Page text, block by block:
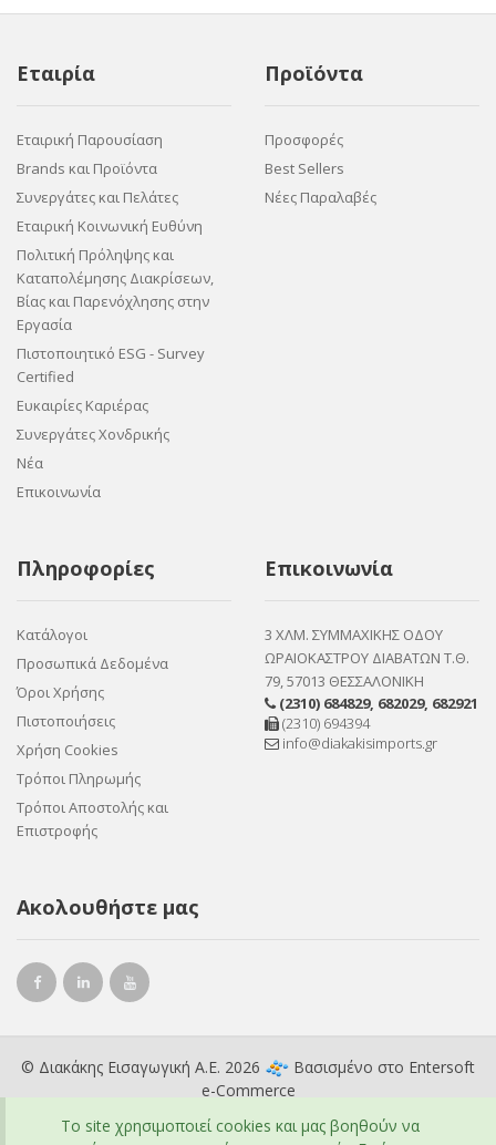
Εταιρία
Εταιρική Παρουσίαση
Brands και Προϊόντα
Συνεργάτες και Πελάτες
Εταιρική Κοινωνική Ευθύνη
Πολιτική Πρόληψης και
Καταπολέμησης Διακρίσεων,
Βίας και Παρενόχλησης στην
Εργασία
Πιστοποιητικό ESG - Survey
Certified
Ευκαιρίες Καριέρας
Συνεργάτες Χονδρικής
Νέα
Επικοινωνία
Προϊόντα
Προσφορές
Best Sellers
Νέες Παραλαβές
Πληροφορίες
Κατάλογοι
Προσωπικά Δεδομένα
Όροι Χρήσης
Πιστοποιήσεις
Χρήση Cookies
Τρόποι Πληρωμής
Τρόποι Αποστολής και
Επιστροφής
Επικοινωνία
3 ΧΛΜ. ΣΥΜΜΑΧΙΚΗΣ ΟΔΟΥ
ΩΡΑΙΟΚΑΣΤΡΟΥ ΔΙΑΒΑΤΩΝ Τ.Θ.
79, 57013 ΘΕΣΣΑΛΟΝΙΚΗ
(2310) 684829, 682029, 682921
(2310) 694394
info@diakakisimports.gr
Ακολουθήστε μας
© Διακάκης Εισαγωγική Α.Ε. 2026 Βασισμένο στο Entersoft
e-Commerce
To site χρησιμοποιεί cookies και μας βοηθούν να